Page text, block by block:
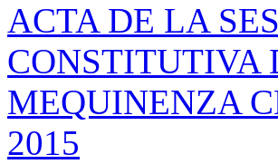
ACTA DE LA
CONSTITUTIVA
MEQUINENZA
2015